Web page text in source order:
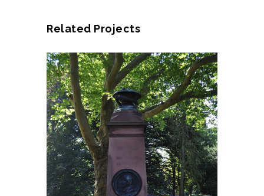
Related Projects